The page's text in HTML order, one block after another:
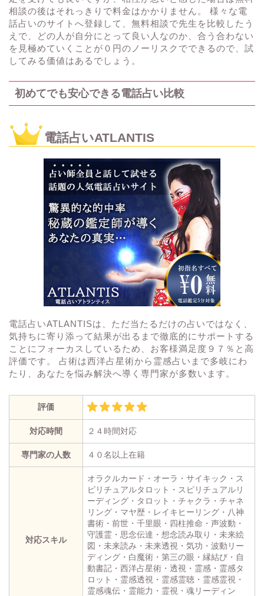
相談の後はそれっきりで料金はかかりません。 様々な電
話占いのサイトへ登録して、無料相談で先生を比較したう
えで、どの人が自分にとって良い人なのか、合う合わない
を見極めていくことが０円のノーリスクでできるので、試
してみる価値はあるでしょう。
初めてでも安心できる電話占い比較
電話占いATLANTIS
電話占いATLANTISは、ただ当たるだけの占いではなく、
気持ちに寄り添って結果が出るまで徹底的にサポートする
ことにフォーカスしているため、お客様満足度９７％と高
評価です。 占術は西洋占星術から霊感占いまで多岐にわ
たり、あなたを悩み解決へ導く専門家が多数います。
評価
対応時間 ２４時間対応
専門家の人数 ４０名以上在籍
対応スキル
オラクルカード・オーラ・サイキック・ス
ピリチュアルタロット・スピリチュアルリ
ーディング・タロット・チャクラ・チャネ
リング・マヤ歴・レイキヒーリング・八神
書術・前世・千里眼・四柱推命・声波動・
守護霊・思念伝達・想念読み取り・未来絵
図・未来読み・未来透視・気功・波動リー
ディング・白魔術・第三の眼・縁結び・自
動書記・西洋占星術・透視・霊感・霊感タ
ロット・霊感透視・霊感霊聴・霊感霊視・
霊感魂伝・霊能力・霊視・魂リーディン